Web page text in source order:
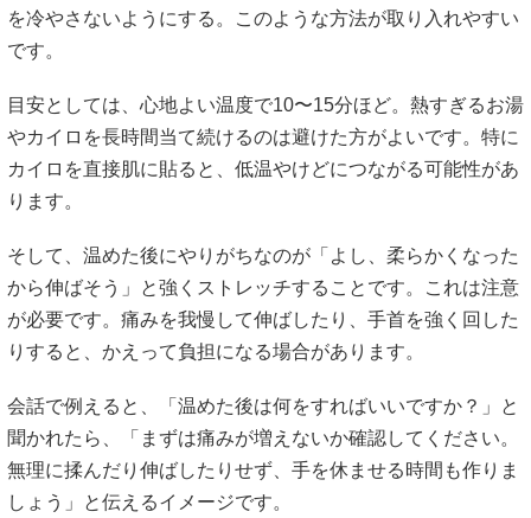
を冷やさないようにする。このような方法が取り入れやすい
です。
目安としては、心地よい温度で10〜15分ほど。熱すぎるお湯
やカイロを長時間当て続けるのは避けた方がよいです。特に
カイロを直接肌に貼ると、低温やけどにつながる可能性があ
ります。
そして、温めた後にやりがちなのが「よし、柔らかくなった
から伸ばそう」と強くストレッチすることです。これは注意
が必要です。痛みを我慢して伸ばしたり、手首を強く回した
りすると、かえって負担になる場合があります。
会話で例えると、「温めた後は何をすればいいですか？」と
聞かれたら、「まずは痛みが増えないか確認してください。
無理に揉んだり伸ばしたりせず、手を休ませる時間も作りま
しょう」と伝えるイメージです。